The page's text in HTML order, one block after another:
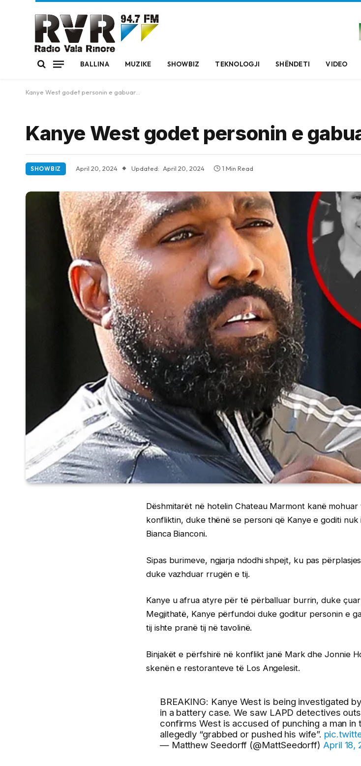
BALLINA MUZIKE SHOWBIZ TEKNOLOGJI SHËNDETI VIDEO
Kanye West godet personin e gabuar…
Kanye West godet personin e
SHOWBIZ April 20, 2024 Updated: April 20, 2024 1 Min Read
Dëshmitarët në hotelin Chateau Marmont kanë
konfliktin, duke thënë se personi që Kanye e goditi
Bianca Bianconi.
Sipas burimeve, ngjarja ndodhi shpejt, ku pas
duke vazhduar rrugën e tij.
Kanye u afrua atyre për të përballuar burrin, duke
Megjithatë, Kanye përfundoi duke goditur personin e
tij ishte pranë tij në tavolinë.
Binjakët e përfshirë në konflikt janë Mark dhe Jonnie
skenën e restoranteve të Los Angelesit.
BREAKING: Kanye West is being investigated
in a battery case. We saw LAPD detectives
confirms West is accused of punching a man in
allegedly “grabbed or pushed his wife”.
— Matthew Seedorff (@MattSeedorff) April 18,